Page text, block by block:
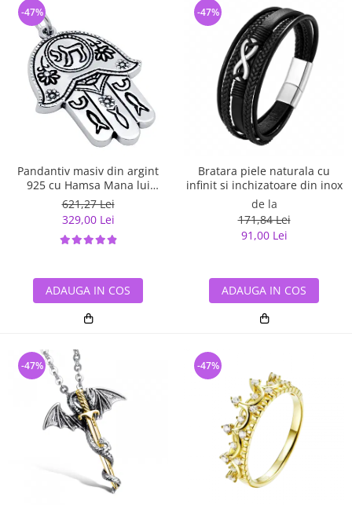
Pandantiv masiv din argint
925 cu Hamsa Mana lui
Fatima
621,27 Lei
329,00 Lei
-47%
ADAUGA IN COS
Bratara piele naturala cu
infinit si inchizatoare din inox
de la
171,84 Lei
91,00 Lei
-47%
ADAUGA IN COS
-47% -47%